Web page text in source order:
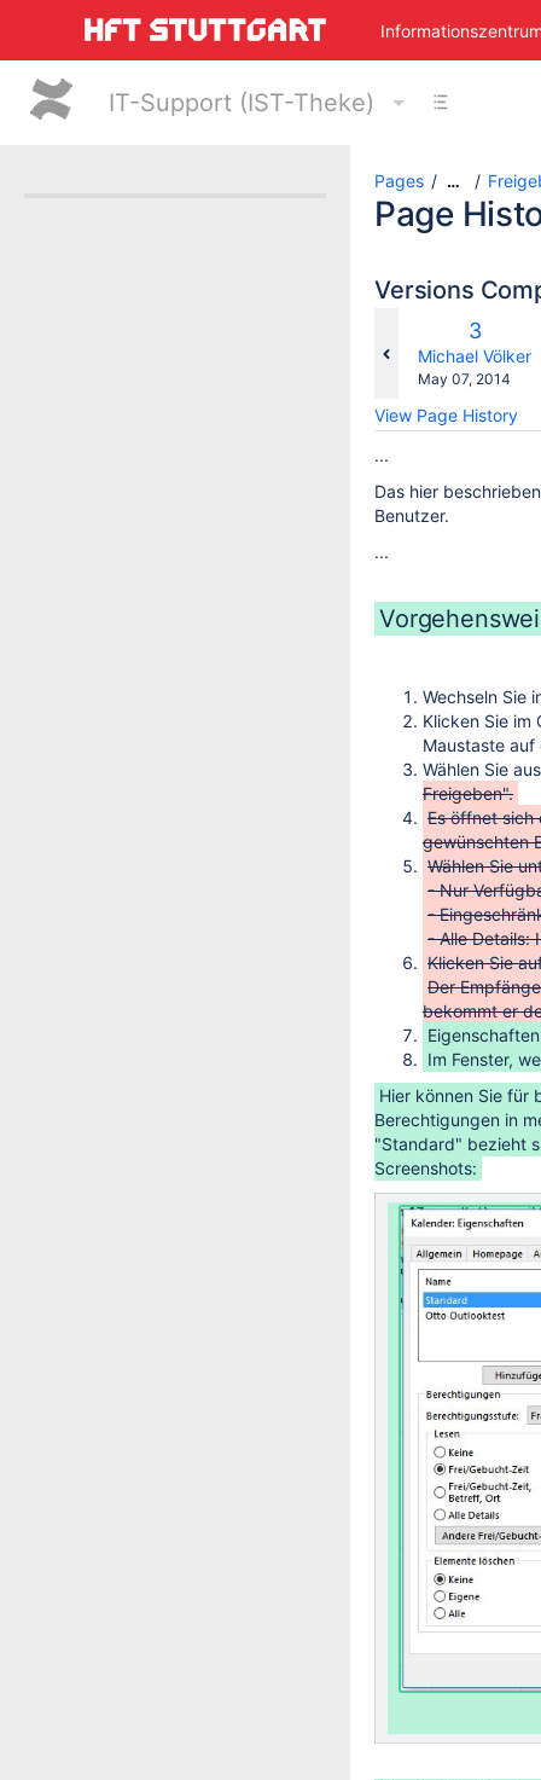
main
content
assistive.skiplink.to.breadcrumbs
IT-Support (IST-Theke)
Pages …
Page
Versions
Old
Version
3
Michael Völker
Saved
May 07, 2014
View Page History
...
Das hier
Benutzer.
...
Wechseln Sie
Klicken Sie im
Maustaste auf
Wählen Sie
Freigeben".
Es öffnet sich
gewünschten
Wählen Sie
- Nur
-
- Alle Details:
Klicken Sie
Der
bekommt er
Im Fenster,
Hier können Sie für
Berechtigungen in
"Standard" bezieht
Screenshots: